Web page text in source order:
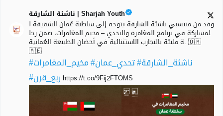
ناشئة الشارقة | Sharjah Youth
وفد من منتسبي ناشئة الشارقة يتوجه إلى سلطنة عُمان الشقيقة ل
لمشاركة في برنامج المغامرة والتحدي – مخيم المغامرات، ضمن رحل
ة مليئة بالتجارب الاستثنائية في أحضان الطبيعة العُمانية. 🇴🇲
🇦🇪
#مخيم_المغامرات #تحدي_عمان #ناشئة_الشارقة
#ربع_قرن https://t.co/9Fij2FTOMS